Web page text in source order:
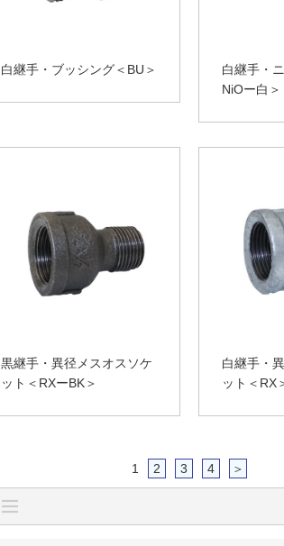
白継手・ブッシング＜BU＞
白継手・
NiOー白＞
黒継手・異径メスオスソケ
ット＜RXーBK＞
白継手・
ット＜RX
1 2 3 4 ＞